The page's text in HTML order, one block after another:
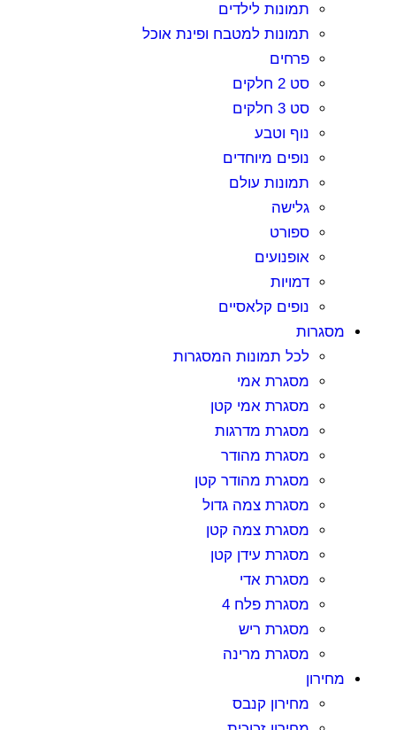
תמונות לילדים
תמונות למטבח ופינת אוכל
פרחים
סט 2 חלקים
סט 3 חלקים
נוף וטבע
נופים מיוחדים
תמונות עולם
גלישה
ספורט
אופנועים
דמויות
נופים קלאסיים
מסגרות
לכל תמונות המסגרות
מסגרת אמי
מסגרת אמי קטן
מסגרת מדרגות
מסגרת מהודר
מסגרת מהודר קטן
מסגרת צמה גדול
מסגרת צמה קטן
מסגרת עידן קטן
מסגרת אדי
מסגרת פלח 4
מסגרת ריש
מסגרת מרינה
מחירון
מחירון קנבס